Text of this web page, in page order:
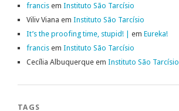
francis em Instituto São Tarcísio
Viliv Viana em Instituto São Tarcísio
It’s the proofing time, stupid! | em Eureka!
francis em Instituto São Tarcísio
Cecília Albuquerque em Instituto São Tarcísio
TAGS